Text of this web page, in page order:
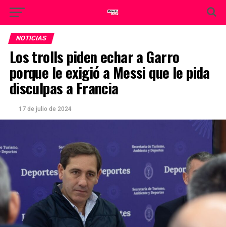
NOTICIAS
Los trolls piden echar a Garro
porque le exigió a Messi que le pida
disculpas a Francia
17 de julio de 2024